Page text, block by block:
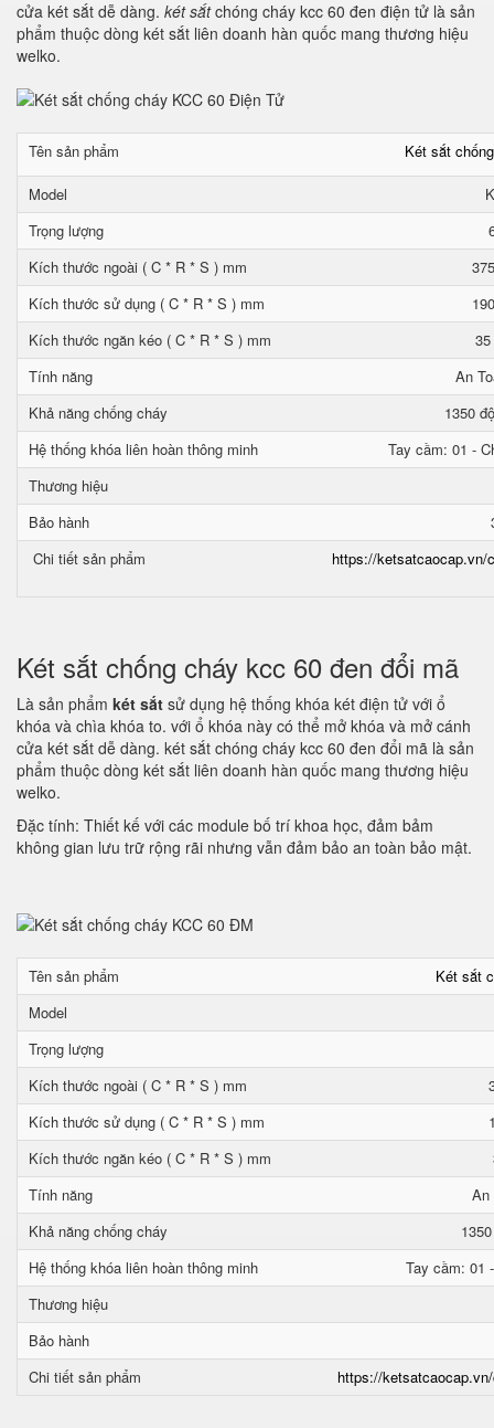
cửa két sắt dễ dàng. két sắtchóng cháy kcc 60 đen điện tử là sản
phẩm thuộc dòng két sắt liên doanh hàn quốc mang thương hiệu
welko.
Tên sản phẩm Két sắt
Model
Trọng lượng
Kích thước ngoài ( C * R * S ) mm
Kích thước sử dụng ( C * R * S ) mm
Kích thước ngăn kéo ( C * R * S ) mm
Tính năng
An
Khả năng chống cháy
1350
Hệ thống khóa liên hoàn thông minh
Tay cầm: 01 -
Thương hiệu
Bảo hành
Chi tiết sản phẩm
https://ketsatcaocap.vn/
Két sắt chống cháy kcc 60 đen đổi mã
Là sản phẩm két sắt sử dụng hệ thống khóa két điện tử với ổ
khóa và chìa khóa to. với ổ khóa này có thể mở khóa và mở cánh
cửa két sắt dễ dàng. két sắt chóng cháy kcc 60 đen đổi mã là sản
phẩm thuộc dòng két sắt liên doanh hàn quốc mang thương hiệu
welko.
Đặc tính: Thiết kế với các module bố trí khoa học, đảm bảm
không gian lưu trữ rộng rãi nhưng vẫn đảm bảo an toàn bảo mật.
Tên sản phẩm
Két sắt
Model
Trọng lượng
Kích thước ngoài ( C * R * S ) mm
Kích thước sử dụng ( C * R * S ) mm
Kích thước ngăn kéo ( C * R * S ) mm
Tính năng
An
Khả năng chống cháy
Hệ thống khóa liên hoàn thông minh
Tay cầm: 01
Thương hiệu
Bảo hành
Chi tiết sản phẩm
https://